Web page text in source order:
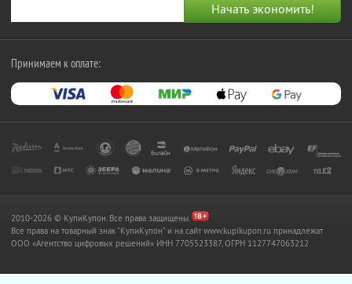
Принимаем к оплате:
2010-2026 © КупиКупон. Все права защищены.
Все права на товарный знак "КупиКупон" и на сайт www.kupikupon.ru принадлежат
OOO «Агентство цифровых решений» ИНН 7705523387, ОГРН 1127747063212